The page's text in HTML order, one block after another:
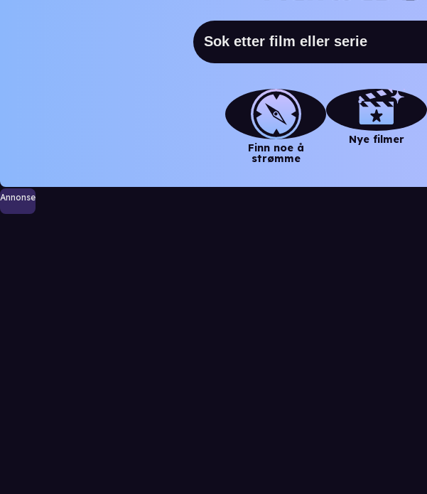
Finn noe å
strømme
Nye filmer
Annonse